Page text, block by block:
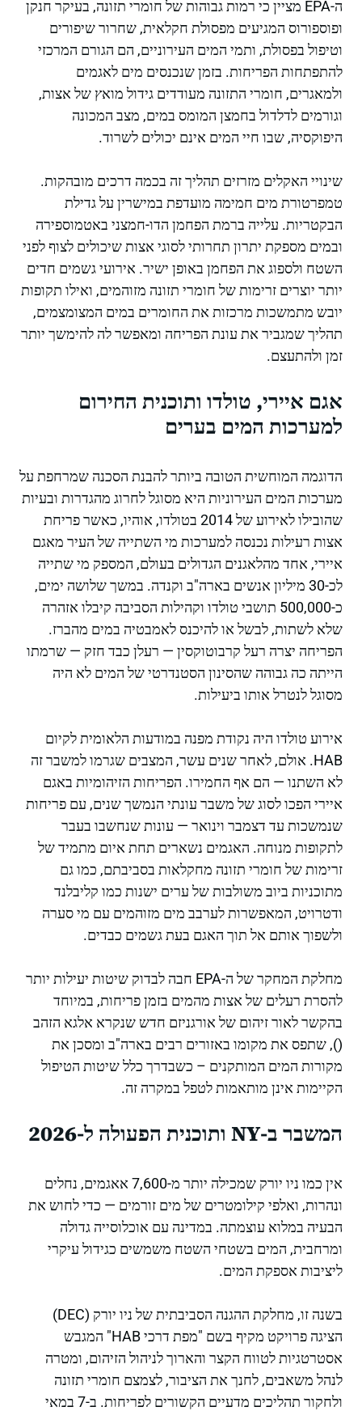
ה-EPA מציין כי רמות גבוהות של חומרי תזונה, בעיקר חנקן
ופוספורוס המגיעים מפסולת חקלאית, שחרור שיפורים
וטיפול בפסולת, ותמי המים העירוניים, הם הגורם המרכזי
להתפתחות הפריחות. בזמן שנכנסים מים לאגמים
ולמאגרים, חומרי התזונה מעודדים גידול מואץ של אצות,
וגורמים לדלדול בחמצן המומס במים, מצב המכונה
היפוקסיה, שבו חיי המים אינם יכולים לשרוד.
שינויי האקלים מזרזים תהליך זה בכמה דרכים מובהקות.
טמפרטורת מים חמימה מועדפת במישרין על גדילת
הבקטריות. עלייה ברמת הפחמן הדו-חמצני באטמוספירה
ובמים מספקת יתרון תחרותי לסוגי אצות שיכולים לצוף לפני
השטח ולספוג את הפחמן באופן ישיר. אירועי גשמים חדים
יותר יוצרים זרימות של חומרי תזונה מזוהמים, ואילו תקופות
יובש מתמשכות מרכזות את החומרים במים המצומצמים,
תהליך שמגביר את עונת הפריחה ומאפשר לה להימשך יותר
זמן ולהתעצם.
אגם איירי, טולדו ותוכנית החירום
למערכות המים בערים
הדוגמה המוחשית הטובה ביותר להבנת הסכנה שמרחפת על
מערכות המים העירוניות היא מסוגל לחרוג מהגדרות ובעיות
שהובילו לאירוע של 2014 בטולדו, אוהיו, כאשר פריחת
אצות רעילות נכנסה למערכות מי השתייה של העיר מאגם
איירי, אחד מהלאגנים הגדולים בעולם, המספק מי שתייה
לכ-30 מיליון אנשים בארה"ב וקנדה. במשך שלושה ימים,
כ-500,000 תושבי טולדו וקהילות הסביבה קיבלו אזהרה
שלא לשתות, לבשל או להיכנס לאמבטיה במים מהברז.
הפריחה יצרה רעל קרבוטוקסין — רעלן כבד חזק — שרמתו
הייתה כה גבוהה שהסינון הסטנדרטי של המים לא היה
מסוגל לנטרל אותו ביעילות.
אירוע טולדו היה נקודת מפנה במודעות הלאומית לקיום
HAB. אולם, לאחר שנים עשר, המצבים שגרמו למשבר זה
לא השתנו — הם אף החמירו. הפריחות הזיהומיות באגם
איירי הפכו לסוג של משבר עונתי הנמשך שנים, עם פריחות
שנמשכות עד דצמבר וינואר — עונות שנחשבו בעבר
לתקופות מנוחה. האגמים נשארים תחת איום מתמיד של
זרימות של חומרי תזונה מחקלאות בסביבתם, כמו גם
מתוכניות ביוב משולבות של ערים ישנות כמו קליבלנד
ודטרויט, המאפשרות לערבב מים מזוהמים עם מי סערה
ולשפוך אותם אל תוך האגם בעת גשמים כבדים.
מחלקת המחקר של ה-EPA חבה לבדוק שיטות יעילות יותר
להסרת רעלים של אצות מהמים בזמן פריחות, במיוחד
בהקשר לאור זיהום של אורגניזם חדש שנקרא אלגא הזהב
(), שתפס את מקומו באזורים רבים בארה"ב ומסכן את
מקורות המים המותקנים – כשבדרך כלל שיטות הטיפול
הקיימות אינן מותאמות לטפל במקרה זה.
המשבר ב-NY ותוכנית הפעולה ל-2026
אין כמו ניו יורק שמכילה יותר מ-7,600 אאגמים, נחלים
ונהרות, ואלפי קילומטרים של מים זורמים — כדי לחוש את
הבעיה במלוא עוצמתה. במדינה עם אוכלוסייה גדולה
ומרחבית, המים בשטחי השטח משמשים כגידול עיקרי
ליציבות אספקת המים.
בשנה זו, מחלקת ההגנה הסביבתית של ניו יורק (DEC)
הציגה פרויקט מקיף בשם "מפת דרכי HAB" המגבש
אסטרטגיות לטווח הקצר והארוך לניהול הזיהום, ומטרה
לנהל משאבים, לחנך את הציבור, לצמצם חומרי תזונה
ולחקור תהליכים מדעיים הקשורים לפריחות. ב-7 במאי